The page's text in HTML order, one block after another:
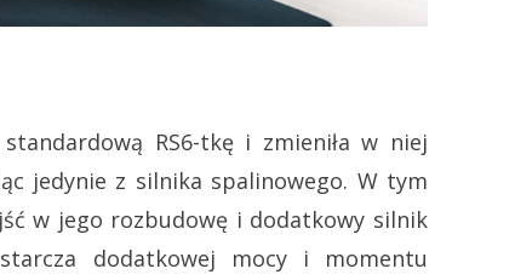
RS6-tkę i zmieniła w niej
jedynie z silnika spalinowego. W tym
w jego rozbudowę i dodatkowy silnik
dodatkowej mocy i momentu